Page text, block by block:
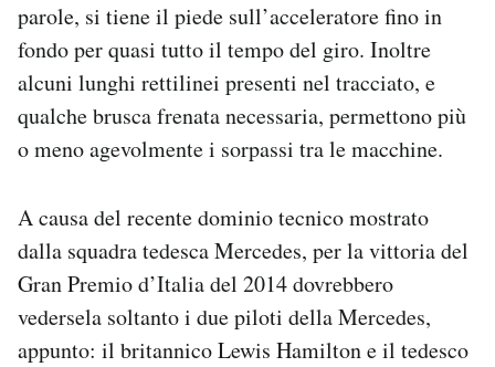
Hai bisogno di aiuto?
Esci
parole, si tiene il piede sull’acceleratore fino in
fondo per quasi tutto il tempo del giro. Inoltre
alcuni lunghi rettilinei presenti nel tracciato, e
qualche brusca frenata necessaria, permettono più
o meno agevolmente i sorpassi tra le macchine.
A causa del recente dominio tecnico mostrato
dalla squadra tedesca Mercedes, per la vittoria del
Gran Premio d’Italia del 2014 dovrebbero
vedersela soltanto i due piloti della Mercedes,
appunto: il britannico Lewis Hamilton e il tedesco